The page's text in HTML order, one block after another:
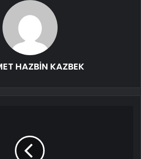
HAZBİN KAZBEK